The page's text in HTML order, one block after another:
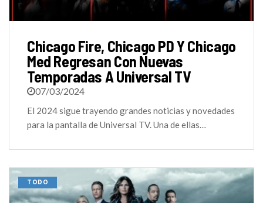
Chicago Fire, Chicago PD Y Chicago
Med Regresan Con Nuevas
Temporadas A Universal TV
07/03/2024
El 2024 sigue trayendo grandes noticias y novedades
para la pantalla de Universal TV. Una de ellas…
TODO